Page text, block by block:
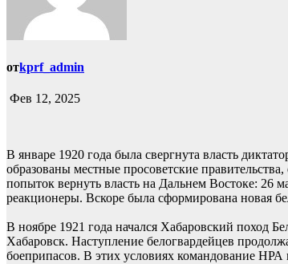
отkprf_admin
Фев 12, 2025
В январе 1920 года была свергнута власть
образованы местные просоветские
попыток вернуть власть на Дальнем Востоке: 26
реакционеры. Вскоре была сформирована новая
В ноябре 1921 года начался Хабаровский поход
Хабаровск. Наступление белогвардейцев
боеприпасов. В этих условиях командование НРА